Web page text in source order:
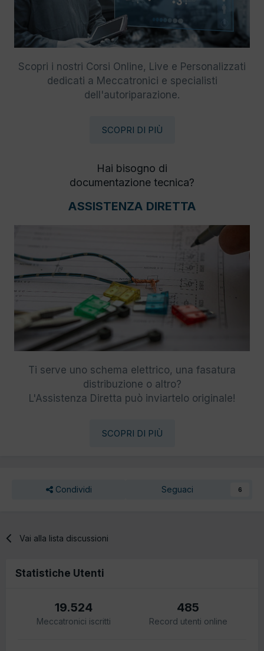
Scopri i nostri Corsi Online, Live e Personalizzati
dedicati a Meccatronici e specialisti
dell'autoriparazione.
SCOPRI DI PIÙ
Hai bisogno di
documentazione tecnica?
ASSISTENZA DIRETTA
Ti serve uno schema elettrico, una fasatura
distribuzione o altro?
L'Assistenza Diretta può inviartelo originale!
SCOPRI DI PIÙ
Condividi Seguaci 6
Vai alla lista discussioni
Statistiche Utenti
19.524
Meccatronici iscritti
485
Record utenti online